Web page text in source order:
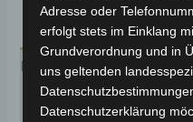
Beschreibung
Produktsicherheit
Adresse oder
erfolgt stets im Einklang
Grundverordnung und in
uns geltenden
Datenschutzerklärung